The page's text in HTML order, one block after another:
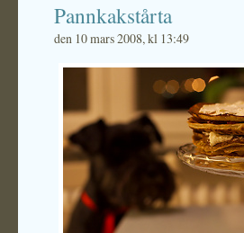
Pannkakstårta
den 10 mars 2008, kl 13:49